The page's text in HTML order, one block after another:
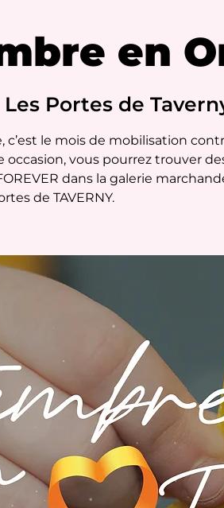
en
Les Portes de
c’est le mois de mobilisation
occasion, vous pourrez trouver
dans la galerie
de TAVERNY.